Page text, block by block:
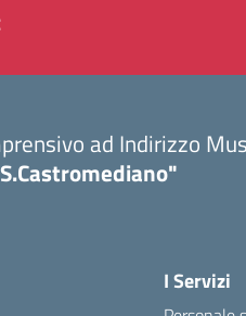
ad Indirizzo
I Servizi